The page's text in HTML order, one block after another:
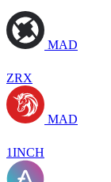
MAD
ZRX
MAD
1INCH